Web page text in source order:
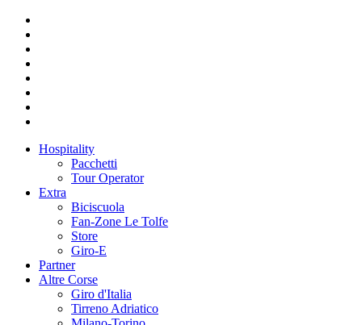
Hospitality
Pacchetti
Tour Operator
Extra
Biciscuola
Fan-Zone Le Tolfe
Store
Giro-E
Partner
Altre Corse
Giro d'Italia
Tirreno Adriatico